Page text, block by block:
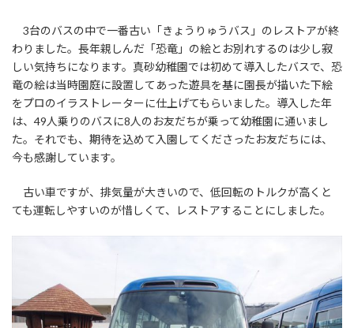
新
日
時
3台のバスの中で一番古い「きょうりゅうバス」のレストアが終
わりました。長年親しんだ「恐竜」の絵とお別れするのは少し寂
しい気持ちになります。真砂幼稚園では初めて導入したバスで、恐
竜の絵は当時園庭に設置してあった遊具を基に園長が描いた下絵
をプロのイラストレーターに仕上げてもらいました。導入した年
は、49人乗りのバスに8人のお友だちが乗って幼稚園に通いまし
た。それでも、期待を込めて入園してくださったお友だちには、
今も感謝しています。
古い車ですが、排気量が大きいので、低回転のトルクが高くと
ても運転しやすいのが惜しくて、レストアすることにしました。